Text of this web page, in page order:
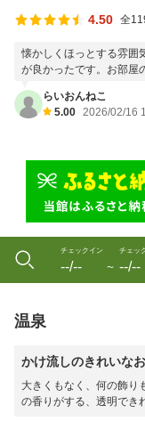
4.50 全
懐かしくほっとする雰囲
が良かったです。お部屋
らいおんねこ
5.00 2026/02/16
チェックイン
--/-- 〜
チェッ
--/--
温泉
かけ流しのきれいな
大きくもなく、何の飾り
の香りがする、透明でき